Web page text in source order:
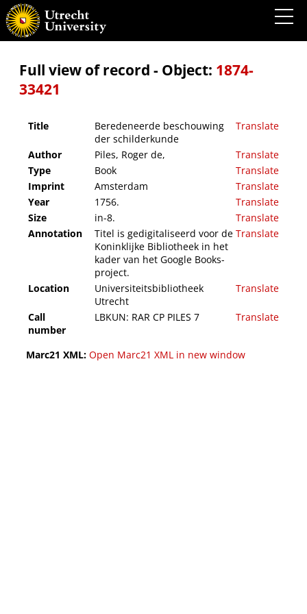
Beredeneerde beschouwing der schilderkunde
Full view of record - Object: 1874-
33421
Title
Beredeneerde beschouwing
der schilderkunde
Translate
Author Piles, Roger de,
Translate
Type
Book
Translate
Imprint
Amsterdam
Translate
Year
1756.
Translate
Size
in-8.
Translate
Annotation
Titel is gedigitaliseerd voor de
Koninklijke Bibliotheek in het
kader van het Google Books-
project.
Translate
Location
Universiteitsbibliotheek
Utrecht
Translate
Call
number
LBKUN: RAR CP PILES 7 Translate
Marc21 XML: Open Marc21 XML in new window